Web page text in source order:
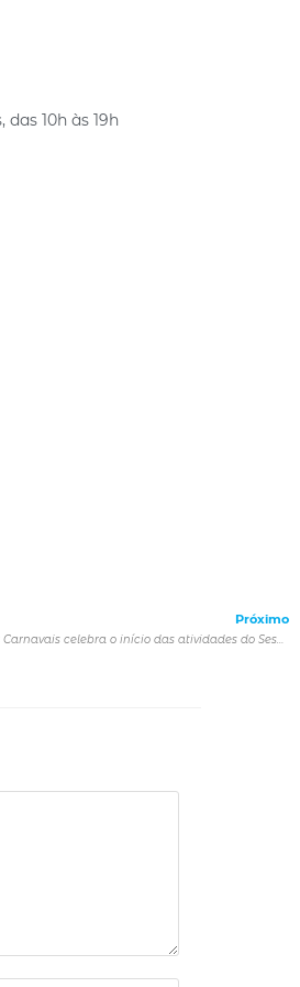
10h às 19h
Próximo